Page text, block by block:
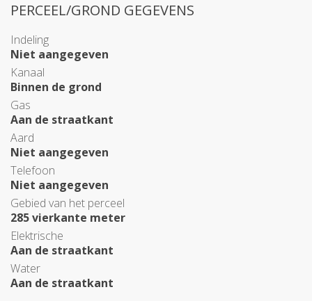
PERCEEL/GROND GEGEVENS
Indeling
Niet aangegeven
Kanaal
Binnen de grond
Gas
Aan de straatkant
Aard
Niet aangegeven
Telefoon
Niet aangegeven
Gebied van het perceel
285 vierkante meter
Elektrische
Aan de straatkant
Water
Aan de straatkant